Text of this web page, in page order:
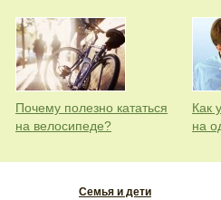
Почему полезно кататься
на велосипеде?
Как
на
Семья и дети